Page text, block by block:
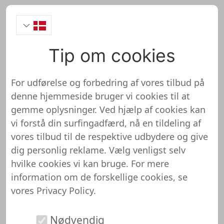
alarm-laden Onlineshop
Test
alarm-laden er endnu ikke blevet
gennemgået og testet
Vi har endnu ingen detaljerede oplysninger om
alarm-laden endnu ikke er blevet gennemgået og
Tip om cookies
For udførelse og forbedring af vores tilbud på
denne hjemmeside bruger vi cookies til at
gemme oplysninger. Ved hjælp af cookies kan
vi forstå din surfingadfærd, nå en tildeling af
vores tilbud til de respektive udbydere og give
dig personlig reklame. Vælg venligst selv
hvilke cookies vi kan bruge. For mere
information om de forskellige cookies, se
vores Privacy Policy.
Nødvendig